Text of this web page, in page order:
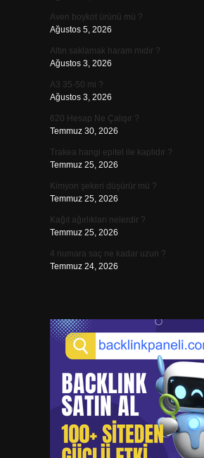
Aven boykot ürünü mü ?
Ağustos 5, 2026
Altın saklamak haram mıdır ?
Ağustos 3, 2026
A3 35-50 mi ?
Ağustos 3, 2026
620 Hesap Ne Çalışır ?
Temmuz 30, 2026
Trakea hangi epitel ile kaplıdır ?
Temmuz 25, 2026
Kimyon şekeri düşürür mü ?
Temmuz 25, 2026
Kağıt ağırlıkları nelerdir ?
Temmuz 25, 2026
4 numara saç ne kadar uzun ?
Temmuz 24, 2026